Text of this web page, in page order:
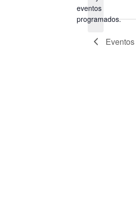
Aviso
eventos
programados.
Eventos